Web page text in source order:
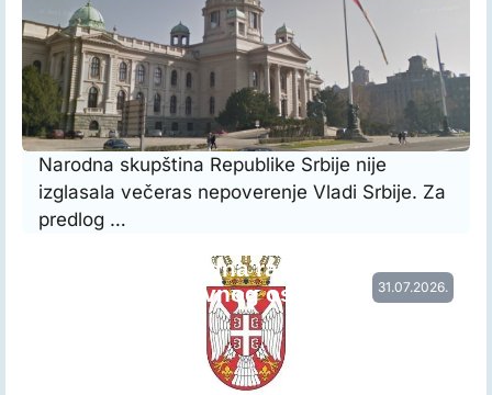
Narodna skupština Republike Srbije nije
izglasala večeras nepoverenje Vladi Srbije. Za
predlog …
31.07.2026.
Vraćena prethodna raspodela radnog
vremena nastavnog osoblja…